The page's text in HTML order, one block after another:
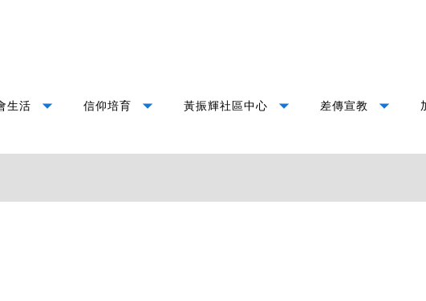
生活 arrow_drop_down 信仰培育 arrow_drop_down 黃振輝社區中心 arrow_drop_down 差傳宣教 arrow_drop_down